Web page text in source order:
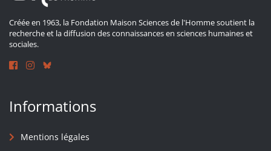
Créée en 1963, la Fondation Maison Sciences de l'Homme soutient la
recherche et la diffusion des connaissances en sciences humaines et
sociales.
Informations
Mentions légales